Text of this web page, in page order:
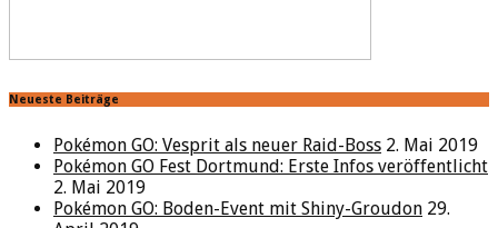
Neueste Beiträge
Pokémon GO: Vesprit als neuer Raid-Boss 2. Mai 2019
Pokémon GO Fest Dortmund: Erste Infos veröffentlicht
2. Mai 2019
Pokémon GO: Boden-Event mit Shiny-Groudon 29.